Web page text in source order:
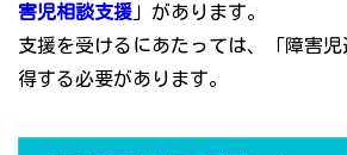
害児相談支援 」があります。
支援を受けるにあたっては、「障害
得する必要があります。